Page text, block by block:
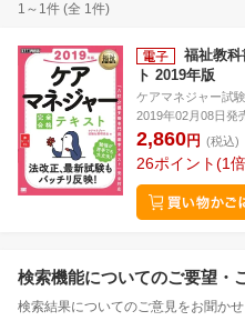
1～1件 (全 1件)
福祉教
ト 2019年版
ケアマネジャー試
2019年02月08日発
2,860円 (税込)
26ポイント 1倍
検索機能についてのご要望・
検索結果についてのご意見をお聞かせ